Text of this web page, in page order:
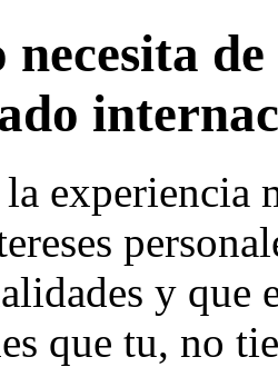
la experiencia
y que
que tu, no